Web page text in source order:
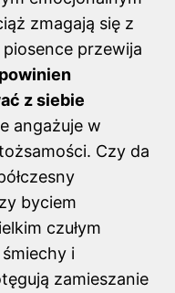
zmagają się z
przewija
z siebie
angażuje w
Czy da
byciem
czułym
śmiechy i
zamieszanie